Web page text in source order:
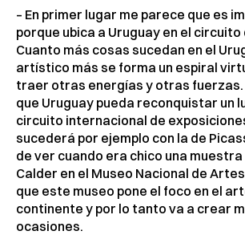
– En primer lugar me parece que es
porque ubica a Uruguay en el
Cuanto más cosas sucedan en el
artístico más se forma un espiral
traer otras energías y otras fuerzas.
que Uruguay pueda reconquistar un
circuito internacional de
sucederá por ejemplo con la de
de ver cuando era chico una
Calder en el Museo Nacional de
que este museo pone el foco en el
continente y por lo tanto va a crear
ocasiones.